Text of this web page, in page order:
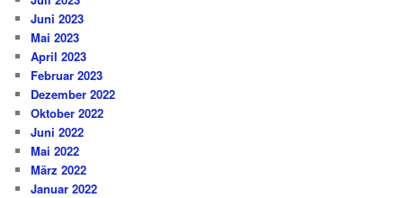
Juni 2023
Mai 2023
April 2023
Februar 2023
Dezember 2022
Oktober 2022
Juni 2022
Mai 2022
März 2022
Januar 2022